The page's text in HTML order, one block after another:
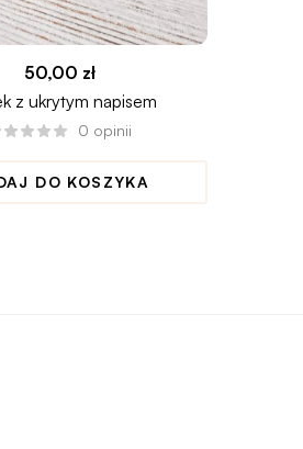
50,00 zł
z ukrytym napisem
0 opinii
DO KOSZYKA